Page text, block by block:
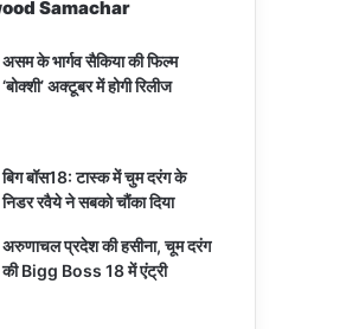
Samachar
असम के भार्गव सैकिया की फिल्म
‘बोक्शी’ अक्टूबर में होगी रिलीज
बिग बॉस18: टास्क में चुम दरंग के
निडर रवैये ने सबको चौंका दिया
अरुणाचल प्रदेश की हसीना, चूम दरंग
की Bigg Boss 18 में एंट्री